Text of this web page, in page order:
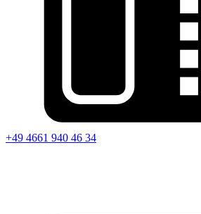
+49 4661 940 46 34